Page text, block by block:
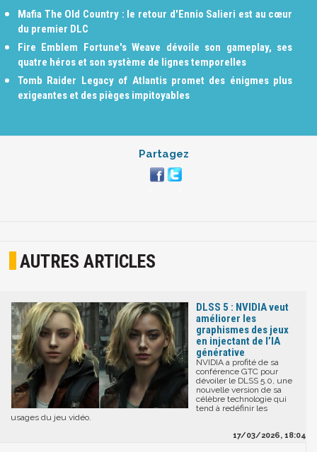
Mafia The Old Country : le retour d'Ennio Salieri est au cœur
du premier DLC
Fire Emblem Fortune's Weave dévoile son gameplay, ses
quatre héros et son système de lignes temporelles
Tomb Raider Legacy of Atlantis promet des énigmes plus
exigeantes et des pièges impitoyables
Partagez
AUTRES ARTICLES
DLSS 5 : NVIDIA veut
améliorer les
graphismes des jeux
en injectant de l’IA
générative
NVIDIA a profité de sa
conférence GTC pour
dévoiler le DLSS 5.0, une
nouvelle version de sa
célèbre technologie qui
tend à redéfinir les
usages du jeu vidéo.
17/03/2026, 18:04